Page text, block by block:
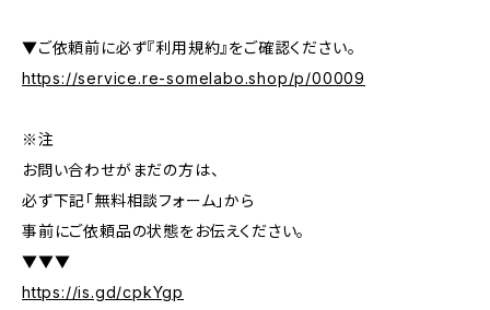
▼ご依頼前に必ず『利用規約』をご確認ください。
https://service.re-somelabo.shop/p/00009
※注
お問い合わせがまだの方は、
必ず下記「無料相談フォーム」から
事前にご依頼品の状態をお伝えください。
▼▼▼
https://is.gd/cpkYgp